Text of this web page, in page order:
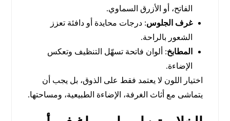
الفاتح، أو الأزرق السماوي.
غرف الجلوس: درجات محايدة أو دافئة تعزز
الشعور بالراحة.
المطابخ: ألوان فاتحة تسهّل التنظيف وتعكس
الإضاءة.
اختيار اللون لا يعتمد فقط على الذوق، بل يجب أن
يتماشى مع أثاث الغرفة، الإضاءة الطبيعية، ومساحتها.